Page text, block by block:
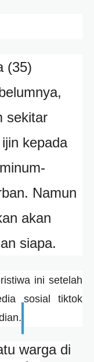
(35)
sekitar
kepada
Namun
akan
siapa.
ini setelah
sosial tiktok
warga di